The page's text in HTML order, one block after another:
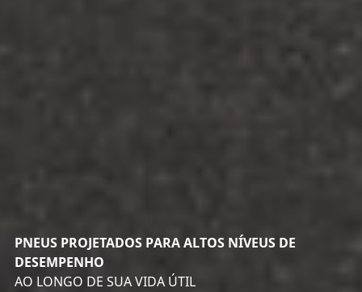
PNEUS PROJETADOS PARA ALTOS NÍVEUS DE
DESEMPENHO
AO LONGO DE SUA VIDA ÚTIL